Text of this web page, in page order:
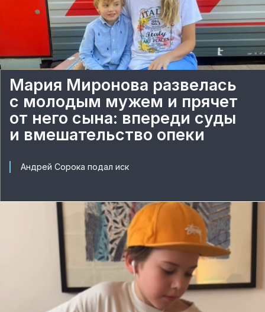
Мария Миронова развелась
с молодым мужем и прячет
от него сына: впереди суды
и вмешательство опеки
Андрей Сорока подал иск